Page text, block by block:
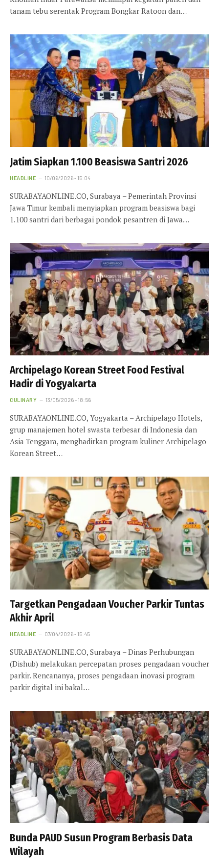
tanam tebu serentak Program Bongkar Ratoon dan…
Jatim Siapkan 1.100 Beasiswa Santri 2026
HEADLINE 10/06/2026 - 15:04
SURABAYAONLINE.CO, Surabaya – Pemerintah Provinsi
Jawa Timur kembali menyiapkan program beasiswa bagi
1.100 santri dari berbagai pondok pesantren di Jawa…
Archipelago Korean Street Food Festival
Hadir di Yogyakarta
CULINARY 13/05/2026 - 18:56
SURABAYAONLINE.CO, Yogyakarta – Archipelago Hotels,
grup manajemen hotel swasta terbesar di Indonesia dan
Asia Tenggara, menghadirkan program kuliner Archipelago
Korean Street…
Targetkan Pengadaan Voucher Parkir Tuntas
Akhir April
HEADLINE 07/04/2026 - 15:45
SURABAYAONLINE.CO, Surabaya – Dinas Perhubungan
(Dishub) melakukan percepatan proses pengadaan voucher
parkir. Rencananya, proses pengadaan inovasi program
parkir digital ini bakal…
Bunda PAUD Susun Program Berbasis Data
Wilayah